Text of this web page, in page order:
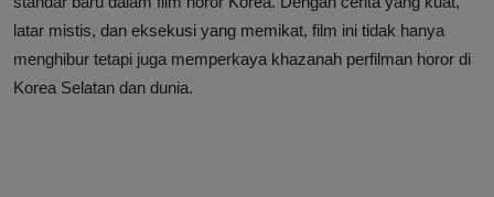
latar mistis, dan eksekusi yang memikat, film ini tidak hanya
menghibur tetapi juga memperkaya khazanah perfilman horor di
Korea Selatan dan dunia.